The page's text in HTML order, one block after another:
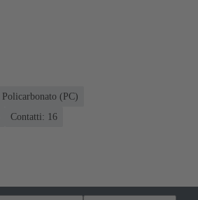
Policarbonato (PC)
Contatti: 16